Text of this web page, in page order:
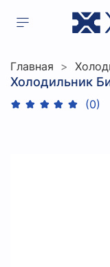
Главная
Холодильник
(0)